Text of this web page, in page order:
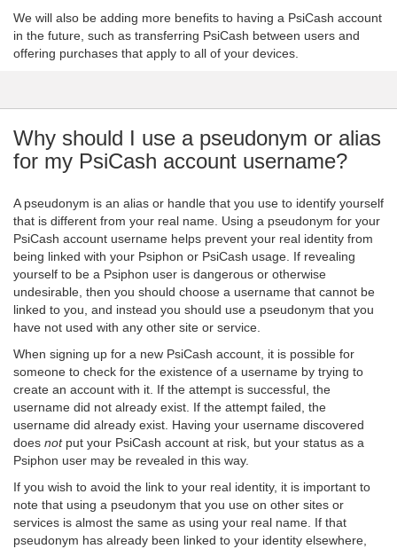
We will also be adding more benefits to having a PsiCash account
in the future, such as transferring PsiCash between users and
offering purchases that apply to all of your devices.
Why should I use a pseudonym or alias
for my PsiCash account username?
A pseudonym is an alias or handle that you use to identify yourself
that is different from your real name. Using a pseudonym for your
PsiCash account username helps prevent your real identity from
being linked with your Psiphon or PsiCash usage. If revealing
yourself to be a Psiphon user is dangerous or otherwise
undesirable, then you should choose a username that cannot be
linked to you, and instead you should use a pseudonym that you
have not used with any other site or service.
When signing up for a new PsiCash account, it is possible for
someone to check for the existence of a username by trying to
create an account with it. If the attempt is successful, the
username did not already exist. If the attempt failed, the
username did already exist. Having your username discovered
does notput your PsiCash account at risk, but your status as a
Psiphon user may be revealed in this way.
If you wish to avoid the link to your real identity, it is important to
note that using a pseudonym that you use on other sites or
services is almost the same as using your real name. If that
pseudonym has already been linked to your identity elsewhere,